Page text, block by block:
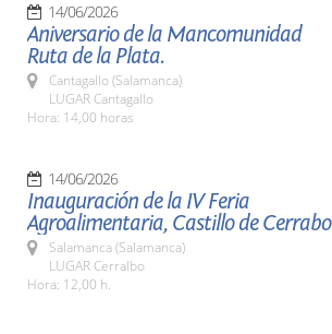
14/06/2026
Aniversario de la Mancomunidad
Ruta de la Plata.
Cantagallo (Salamanca)
LUGAR Cantagallo
Hora: 14,00 horas
14/06/2026
Inauguración de la IV Feria
Agroalimentaria, Castillo de Cerrabo
Salamanca (Salamanca)
LUGAR Cerralbo
Hora: 12,00 h.